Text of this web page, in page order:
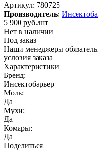
Артикул: 780725
Производитель:
5 900 руб./шт
Нет в наличии
Под заказ
Наши менеджеры
условия заказа
Характеристики
Бренд:
Инсектобарьер
Моль:
Да
Мухи:
Да
Комары:
Да
Поделиться